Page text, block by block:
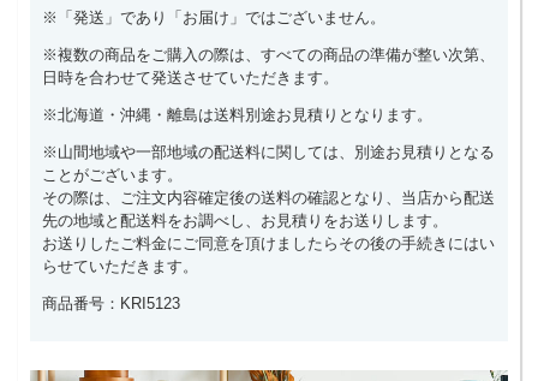
※「発送」であり「お届け」ではございません。
※複数の商品をご購入の際は、すべての商品の準備が整い次第、
日時を合わせて発送させていただきます。
※北海道・沖縄・離島は送料別途お見積りとなります。
※山間地域や一部地域の配送料に関しては、別途お見積りとなる
ことがございます。
その際は、ご注文内容確定後の送料の確認となり、当店から配送
先の地域と配送料をお調べし、お見積りをお送りします。
お送りしたご料金にご同意を頂けましたらその後の手続きにはい
らせていただきます。
商品番号：KRI5123